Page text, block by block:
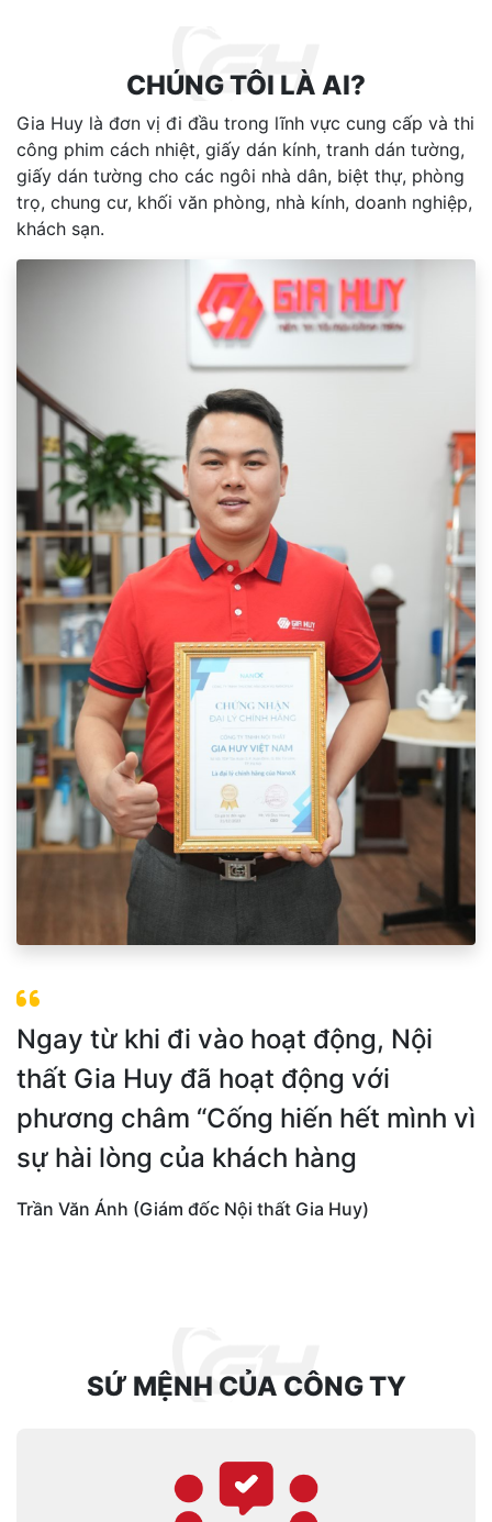
CHÚNG TÔI LÀ AI?
Gia Huy là đơn vị đi đầu trong lĩnh vực cung cấp và thi
công phim cách nhiệt, giấy dán kính, tranh dán tường,
giấy dán tường cho các ngôi nhà dân, biệt thự, phòng
trọ, chung cư, khối văn phòng, nhà kính, doanh nghiệp,
khách sạn.
Ngay từ khi đi vào hoạt động, Nội
thất Gia Huy đã hoạt động với
phương châm “Cống hiến hết mình vì
sự hài lòng của khách hàng
Trần Văn Ánh (Giám đốc Nội thất Gia Huy)
SỨ MỆNH CỦA CÔNG TY